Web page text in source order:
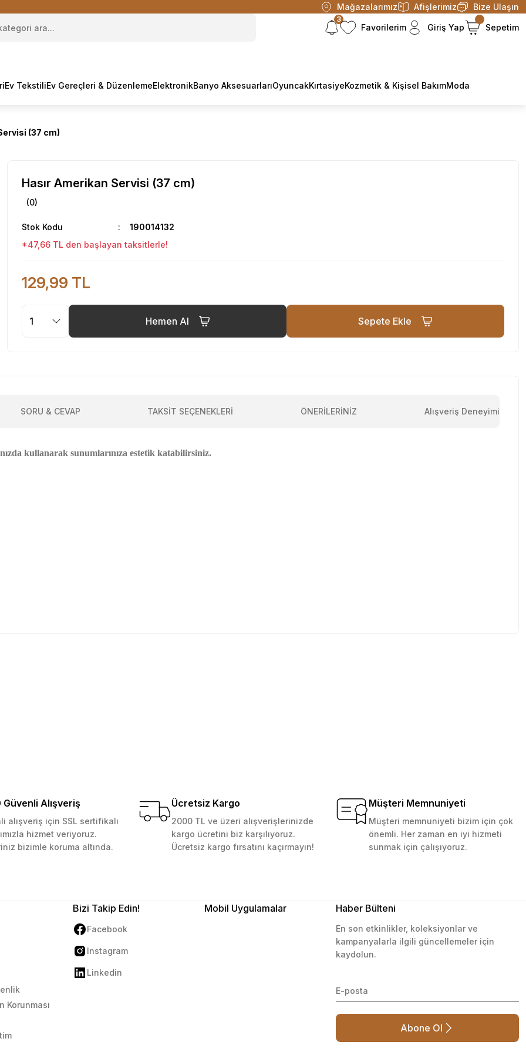
Mağazalarımız Afişlerimiz Bize Ulaşın
3
Favorilerim Giriş Yap Sepetim
Ev TekstiliEv Gereçleri & DüzenlemeElektronikBanyo AksesuarlarıOyuncakKırtasiyeKozmetik & Kişisel BakımModa
(37 cm)
Hasır Amerikan Servisi (37 cm)
(0)
Stok Kodu
190014132
*47,66 TL den başlayan taksitlerle!
129,99 TL
Hemen Al Sepete Ekle
SORU & CEVAP TAKSİT SEÇENEKLERİ ÖNERİLERİNİZ Alışveriş Deneyimi
kullanarak sunumlarınıza estetik katabilirsiniz.
Güvenli Alışveriş
alışveriş için SSL sertifikalı
hizmet veriyoruz.
bizimle koruma altında.
Ücretsiz Kargo
2000 TL ve üzeri alışverişlerinizde
kargo ücretini biz karşılıyoruz.
Ücretsiz kargo fırsatını kaçırmayın!
Müşteri Memnuniyeti
Müşteri memnuniyeti bizim için çok
önemli. Her zaman en iyi hizmeti
sunmak için çalışıyoruz.
Korunması
Bizi Takip Edin!
Facebook
Instagram
Linkedin
Mobil Uygulamalar Haber Bülteni
En son etkinlikler, koleksiyonlar ve
kampanyalarla ilgili güncellemeler için
kaydolun.
Abone Ol